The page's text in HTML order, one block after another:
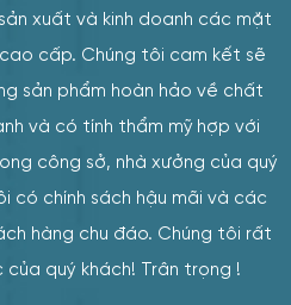
xuất và kinh doanh các mặt
cấp. Chúng tôi cam kết sẽ
sản phẩm hoàn hảo về chất
và có tính thẩm mỹ hợp với
công sở, nhà xưởng của quý
có chính sách hậu mãi và các
hàng chu đáo. Chúng tôi rất
quý khách! Trân trọng !